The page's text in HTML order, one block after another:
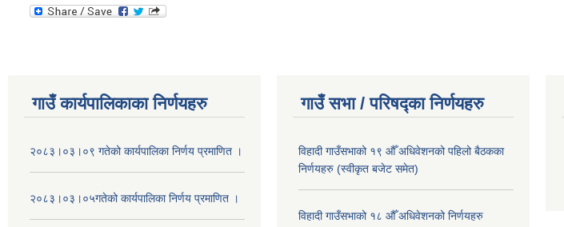
गाउँ कार्यपालिकाका निर्णयहरु
२०८३।०३।०९ गतेको कार्यपालिका निर्णय प्रमाणित ।
२०८३।०३।०५गतेको कार्यपालिका निर्णय प्रमाणित ।
गाउँ सभा / परिषद्का निर्णयहरु
विहादी गाउँसभाको १९ औँ अधिवेशनको पहिलो बैठकका
निर्णयहरु (स्वीकृत बजेट समेत)
विहादी गाउँसभाको १८ औँ अधिवेशनको निर्णयहरु